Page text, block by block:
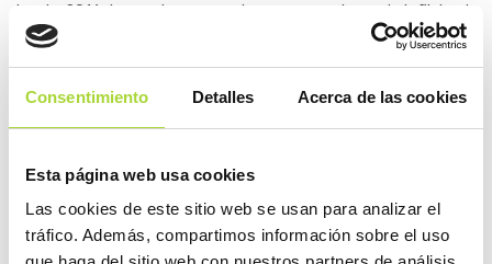
Consentimiento Detalles Acerca de las cookies
Esta página web usa cookies
Las cookies de este sitio web se usan para analizar el
tráfico. Además, compartimos información sobre el uso
hasta 2016. Los autores concluyeron que el uso de infliximab
como biológico de primera línea aumentó tras la aprobación
del infliximab biosimilar en 2013.
4
Infografías